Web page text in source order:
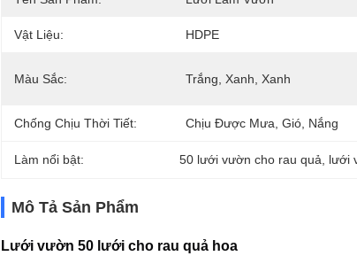
Vật Liệu: HDPE
Màu Sắc: Trắng, Xanh, Xanh
Chống Chịu Thời Tiết: Chịu Được Mưa, Gió, Nắng
Làm nổi bật: 50 lưới vườn cho rau quả lưới
Mô Tả Sản Phẩm
Lưới vườn 50 lưới cho rau quả hoa